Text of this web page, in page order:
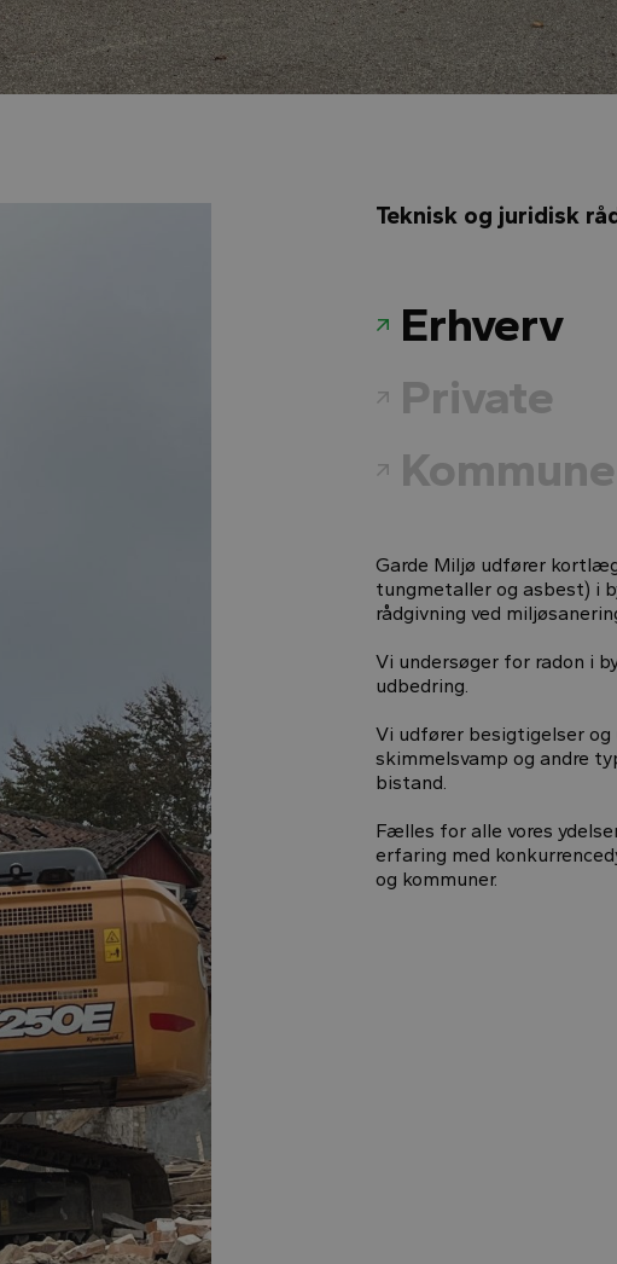
Teknisk og juridisk
Erhverv
Private
Garde Miljø udfører
tungmetaller og asbest) i
rådgivning ved
Vi undersøger for radon i
udbedring.
Vi udfører besigtigelser og
skimmelsvamp og andre
bistand.
Fælles for alle vores
erfaring med
og kommuner.